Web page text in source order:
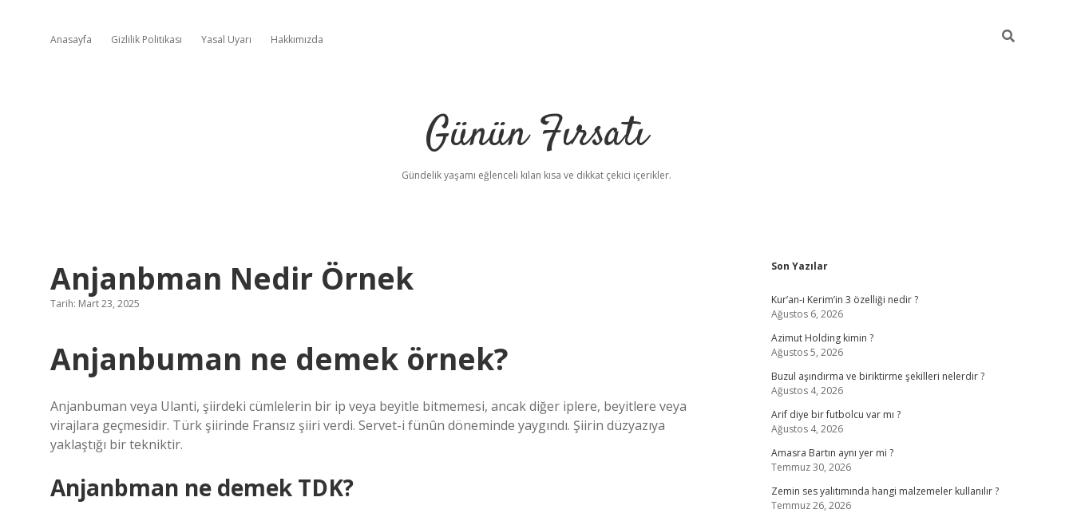
Anasayfa Gizlilik Politikası Yasal Uyarı Hakkımızda
Günün Fırsatı
Gündelik yaşamı eğlenceli kılan kısa ve dikkat çekici içerikler.
Anjanbman Nedir Örnek
Tarih: Mart 23, 2025
Anjanbuman ne demek örnek?
Anjanbuman veya Ulanti, şiirdeki cümlelerin bir ip veya beyitle bitmemesi, ancak diğer iplere, beyitlere veya
virajlara geçmesidir. Türk şiirinde Fransız şiiri verdi. Servet-i fünûn döneminde yaygındı. Şiirin düzyazıya
yaklaştığı bir tekniktir.
Anjanbman ne demek TDK?
Sidebar
Son Yazılar
Kur’an-ı Kerim’in 3 özelliği nedir ?
Ağustos 6, 2026
Azimut Holding kimin ?
Ağustos 5, 2026
Buzul aşındırma ve biriktirme şekilleri nelerdir ?
Ağustos 4, 2026
Arif diye bir futbolcu var mı ?
Ağustos 4, 2026
Amasra Bartın aynı yer mi ?
Temmuz 30, 2026
Zemin ses yalıtımında hangi malzemeler kullanılır ?
Temmuz 26, 2026
vdcasino güncel giriş